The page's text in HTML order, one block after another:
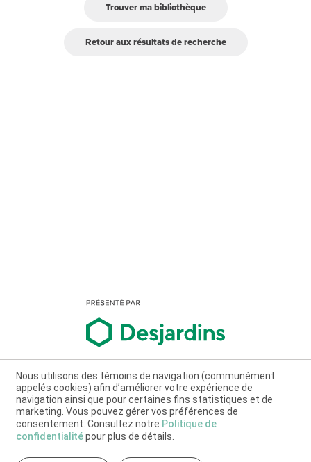
Trouver ma bibliothèque
Retour aux résultats de recherche
Nous utilisons des témoins de navigation (communément
appelés cookies) afin d’améliorer votre expérience de
navigation ainsi que pour certaines fins statistiques et de
marketing. Vous pouvez gérer vos préférences de
consentement. Consultez notre Politique de
confidentialitépour plus de détails.